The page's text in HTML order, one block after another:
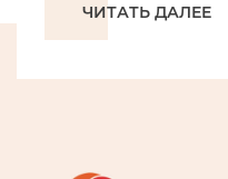
ЧИТАТЬ ДАЛЕЕ